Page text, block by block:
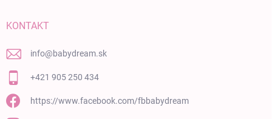
KONTAKT
info@babydream.sk
+421 905 250 434
https://www.facebook.com/fbbabydream